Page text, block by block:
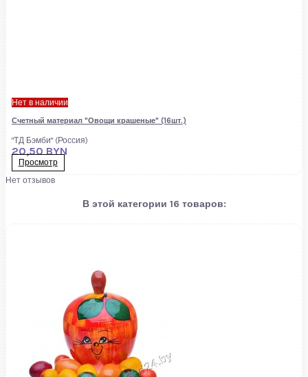
Нет в наличии
Счетный материал "Овощи крашеные" (16шт.)
"ТД Бэмби" (Россия)
20,50 BYN
Просмотр
Нет отзывов
В этой категории 16 товаров: